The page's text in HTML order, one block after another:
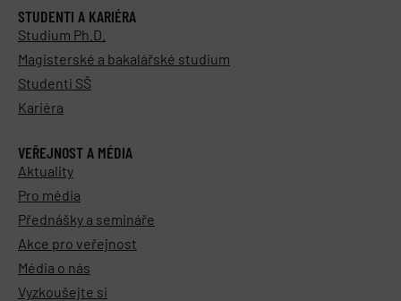
STUDENTI A KARIÉRA
Studium Ph.D.
Magisterské a bakalářské studium
Studenti SŠ
Kariéra
VEŘEJNOST A MÉDIA
Aktuality
Pro média
Přednášky a semináře
Akce pro veřejnost
Média o nás
Vyzkoušejte si